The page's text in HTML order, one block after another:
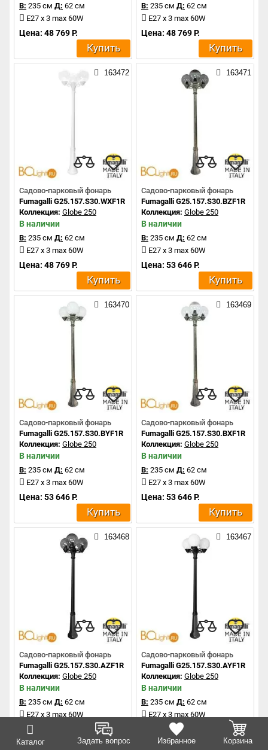
Каталог Задать вопрос Избранное Корзина
В: 235 см Д: 62 см
E27 x 3 max 60W
Цена: 48 769 Р.
Купить
В: 235 см Д: 62 см
E27 x 3 max 60W
Цена: 48 769 Р.
Купить
163472
Садово-парковый фонарь
Fumagalli G25.157.S30.WXF1R
Коллекция: Globe 250
В наличии
В: 235 см Д: 62 см
E27 x 3 max 60W
Цена: 48 769 Р.
Купить
163471
Садово-парковый фонарь
Fumagalli G25.157.S30.BZF1R
Коллекция: Globe 250
В наличии
В: 235 см Д: 62 см
E27 x 3 max 60W
Цена: 53 646 Р.
Купить
163470
Садово-парковый фонарь
Fumagalli G25.157.S30.BYF1R
Коллекция: Globe 250
В наличии
В: 235 см Д: 62 см
E27 x 3 max 60W
Цена: 53 646 Р.
Купить
163469
Садово-парковый фонарь
Fumagalli G25.157.S30.BXF1R
Коллекция: Globe 250
В наличии
В: 235 см Д: 62 см
E27 x 3 max 60W
Цена: 53 646 Р.
Купить
163468
Садово-парковый фонарь
Fumagalli G25.157.S30.AZF1R
Коллекция: Globe 250
В наличии
В: 235 см Д: 62 см
E27 x 3 max 60W
Цена: 48 769 Р.
Купить
163467
Садово-парковый фонарь
Fumagalli G25.157.S30.AYF1R
Коллекция: Globe 250
В наличии
В: 235 см Д: 62 см
E27 x 3 max 60W
Цена: 48 769 Р.
Купить